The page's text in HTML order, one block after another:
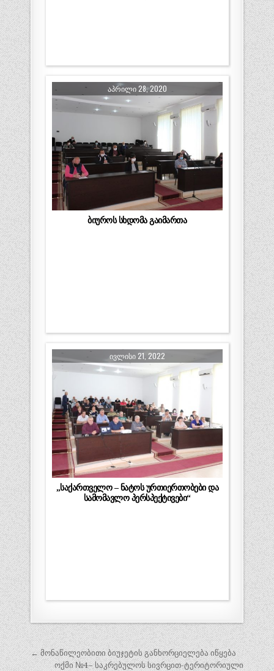
ᲐᲞᲠᲘᲚᲘ 28, 2020
ბიუროს სხდომა გაიმართა
ᲘᲕᲚᲘᲡᲘ 21, 2022
„საქართველო – ნატოს ურთიერთობები და
სამომავლო პერსპექტივები“
პოსტის
← მონაწილეობითი ბიუჯეტის განხორციელება იწყება
ოქმი №4– საკრებულოს სივრცით-ტერიტორიული